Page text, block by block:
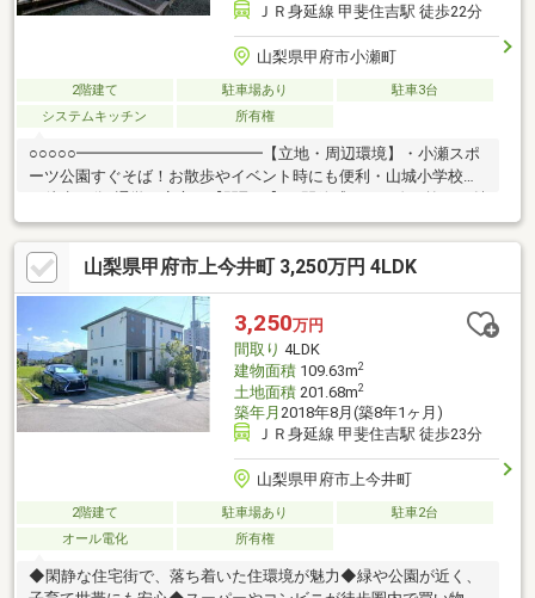
ＪＲ身延線 甲斐住吉駅 徒歩22分
山梨県甲府市小瀬町
2階建て 駐車場あり
駐車3台
システムキッチン
所有権
○○○○○━━━━━━━━━━━━【立地・周辺環境】・小瀬スポ
ーツ公園すぐそば！お散歩やイベント時にも便利・山城小学校ま
力！・リビング広々２３帖でご家族くつろぎの空間♪【リフォーム
歴】・2013年：クロス貼替、台所・風呂リフォーム・2020年：外
構外壁工事、フェンス・ガレージを増築・2023年：ウッドデッキ
増築、外壁塗装━━━━━━━━━━━━○○○○○
山梨県甲府市上今井町 3,250万円 4LDK
3,250万円
間取り 4LDK
建物面積109.63m2
土地面積201.68m2
築年月 2018年8月(築8年1ヶ月)
ＪＲ身延線 甲斐住吉駅 徒歩23分
山梨県甲府市上今井町
2階建て 駐車場あり
駐車2台
オール電化
所有権
◆閑静な住宅街で、落ち着いた住環境が魅力◆緑や公園が近く、